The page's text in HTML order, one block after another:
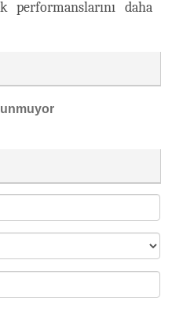
performanslarını daha